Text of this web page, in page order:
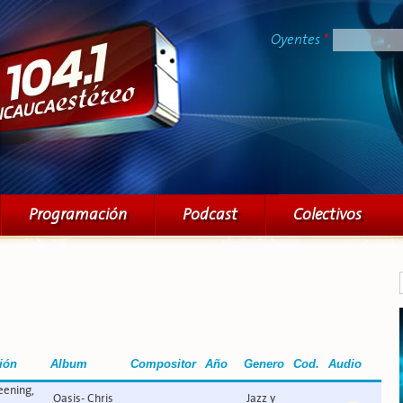
contenido
principal
Oyentes *
Programación Podcast Colectivos
Album Compositor Año Genero Cod. Audio
Oasis- Chris
Jazz y